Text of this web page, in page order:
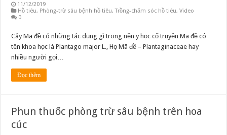
11/12/2019
Hồ tiêu, Phòng-trừ sâu bệnh hồ tiêu,Trồng-chăm sóc hồ tiêu,Video
0
Cây Mã đề có những tác dụng gì trong nền y học cổ truyền Mã đề có
tên khoa học là Plantago major L., Họ Mã đề – Plantaginaceae hay
nhiều người gọi…
Đọc thêm
Phun thuốc phòng trừ sâu bệnh trên hoa
cúc